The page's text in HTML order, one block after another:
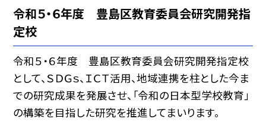
令和５・６年度 豊島区教育委員会研究開発指
定校
令和５・６年度 豊島区教育委員会研究開発指定校
として、ＳＤＧｓ、ＩＣＴ活用、地域連携を柱とした今ま
での研究成果を発展させ、「令和の日本型学校教育」
の構築を目指した研究を推進してまいります。